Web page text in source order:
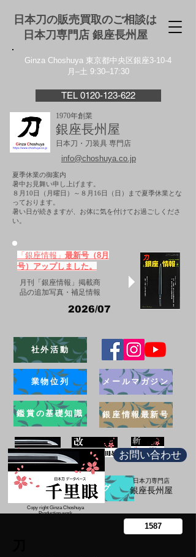
日本刀の販売買取のご相談は
日本刀専門店 銀座⻑州屋
Ginza Choshuya 東京都中央区銀座3-10-4
月–土 9:30–17:30
TEL 0120-123-622
1970年創業
銀座長州屋
日本刀・刀装具 専門店
info@choshuya.co.jp
夏季休業の御案内
暑中お見舞い申し上げます。
８月10日（月曜日）～８月16日（日）まで夏季休業とな
っております。
​暑い日が続きますが、お体に気を付けてお過ごしくださ
い。
「銀座情報」 最新号（8月
号）アップしました。
月刊「銀座情報」掲載商
品の追加写真・補足情報
2026/07
社外活動
業物位列
鑑賞の基礎知識
メールマガジン
銀座情報最新号
ブログ
お問い合わせ
日本刀専門店
​銀座長州屋
Copy right Ginza Choshuya
Production work